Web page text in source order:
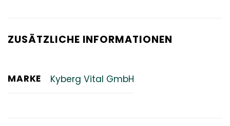
ZUSÄTZLICHE INFORMATIONEN
MARKE Kyberg Vital GmbH